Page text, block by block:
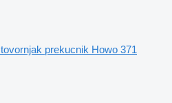
tovornjak prekucnik Howo 371